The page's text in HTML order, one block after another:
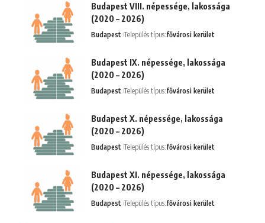
Budapest VIII. népessége, lakossága
(2020 – 2026)
Budapest Település típus:fővárosi kerület
Budapest IX. népessége, lakossága
(2020 – 2026)
Budapest Település típus:fővárosi kerület
Budapest X. népessége, lakossága
(2020 – 2026)
Budapest Település típus:fővárosi kerület
Budapest XI. népessége, lakossága
(2020 – 2026)
Budapest Település típus:fővárosi kerület